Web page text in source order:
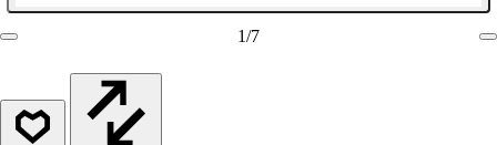
1/7